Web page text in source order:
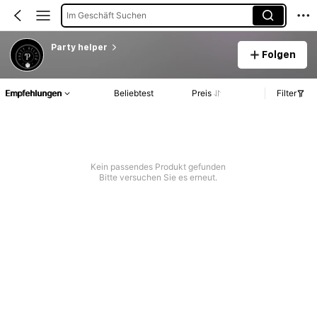
Im Geschäft Suchen
Party helper
Folgen
Empfehlungen Beliebtest Preis Filter
Kein passendes Produkt gefunden
Bitte versuchen Sie es erneut.